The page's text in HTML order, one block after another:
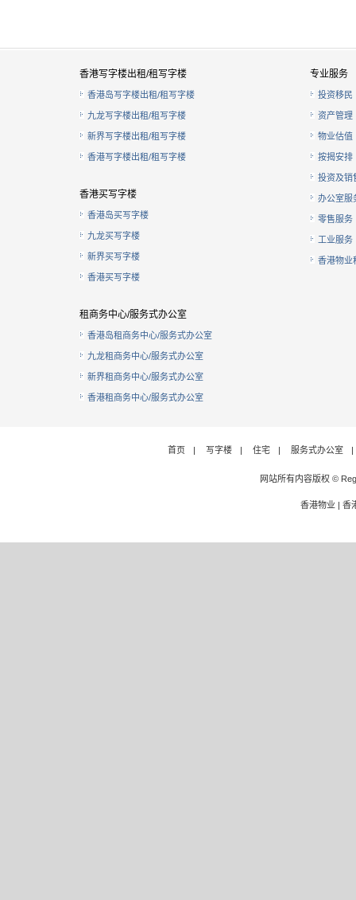
香港写字楼出租/租写字楼
香港岛写字楼出租/租写字楼
九龙写字楼出租/租写字楼
新界写字楼出租/租写字楼
香港写字楼出租/租写字楼
香港买写字楼
香港岛买写字楼
九龙买写字楼
新界买写字楼
香港买写字楼
租商务中心/服务式办公室
香港岛租商务中心/服务式办公室
九龙租商务中心/服务式办公室
新界租商务中心/服务式办公室
香港租商务中心/服务式办公室
专业服务
投资移民
资产管理
物业估值
按揭安排
投资及销
办公室服
零售服务
工业服务
香港物业
首页 | 写字楼 | 住宅 | 服务式办公室 |
网站所有内容版权 ©
香港物业 | 香